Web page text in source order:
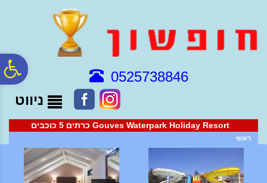
נגישות
0525738846
ניווט
Gouves Waterpark Holiday Resort כרתים 5 כוכבים
ראשי